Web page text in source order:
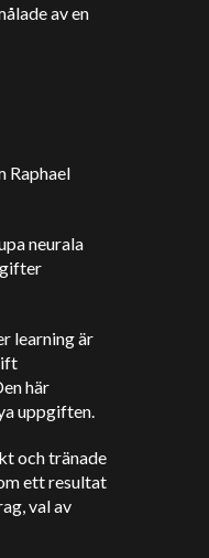
av en
Raphael
neurala
learning är
här
uppgiften.
och tränade
ett resultat
val av